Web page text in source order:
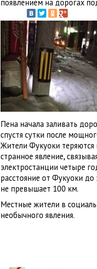
появлением на дорогах
Пена начала заливать
спустя сутки после
Жители Фукуоки теряются
странное явление,
электростанции четыре
расстояние от Фукуоки
не превышает 100 км.
Местные жители в
необычного явления.